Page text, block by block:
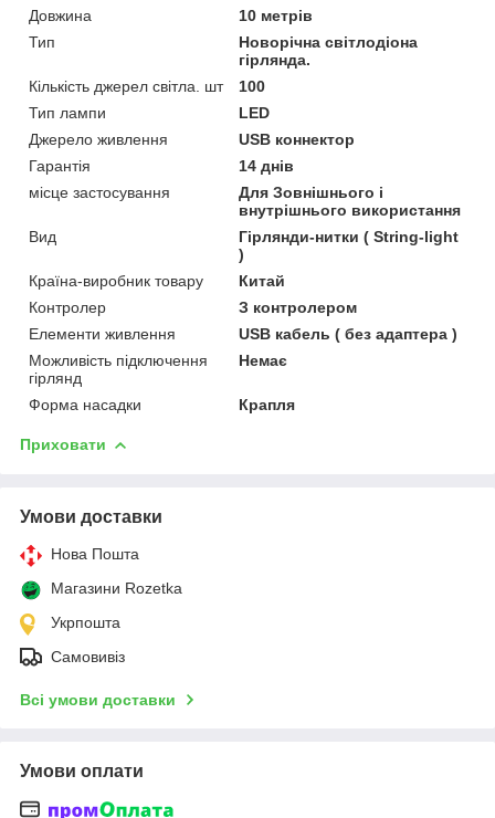
Довжина
10 метрів
Тип
Новорічна світлодіона
гірлянда.
Кількість джерел світла. шт
100
Тип лампи
LED
Джерело живлення
USB коннектор
Гарантія
14 днів
місце застосування
Для Зовнішнього і
внутрішнього використання
Вид
Гірлянди-нитки ( String-light
)
Країна-виробник товару
Китай
Контролер
З контролером
Елементи живлення
USB кабель ( без адаптера )
Можливість підключення
гірлянд
Немає
Форма насадки Крапля
Приховати
Умови доставки
Нова Пошта
Магазини Rozetka
Укрпошта
Самовивіз
Всі умови доставки
Умови оплати